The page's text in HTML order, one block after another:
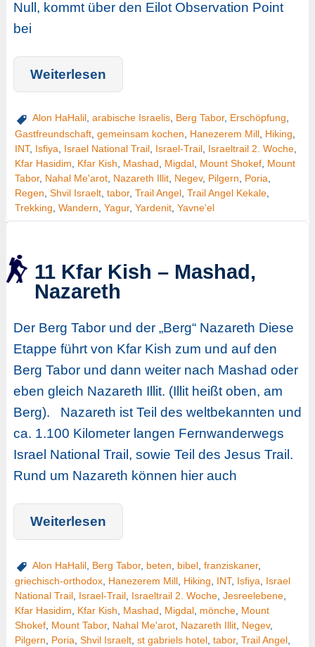
Null, kommt über den Eilot Observation Point
bei
Weiterlesen
Alon HaHalil, arabische Israelis, Berg Tabor, Erschöpfung,
Gastfreundschaft, gemeinsam kochen Hanezerem Mill, Hiking
INT, Isfiya Israel National Trail, Israel-Trail, Israeltrail 2. Woche,
Kfar Hasidim
Kfar Kish Mashad Migdal, Mount Shokef, Mount
Tabor, Nahal Me'arot, Nazareth Illit, Negev, Pilgern Poria
Regen Shvil Israelt, tabor, Trail Angel, Trail Angel Kekale,
Trekking Wandern Yagur, Yardenit, Yavne'el
11 Kfar Kish – Mashad,
Nazareth
Der Berg Tabor und der „Berg“ Nazareth Diese
Etappe führt von Kfar Kish zum und auf den
Berg Tabor und dann weiter nach Mashad oder
eben gleich Nazareth Illit. (Illit heißt oben, am
Berg). Nazareth ist Teil des weltbekannten und
ca. 1.100 Kilometer langen Fernwanderwegs
Israel National Trail, sowie Teil des Jesus Trail.
Rund um Nazareth können hier auch
Weiterlesen
Alon HaHalil, Berg Tabor, beten bibel, franziskaner,
griechisch-orthodox, Hanezerem Mill, Hiking, INT, Isfiya, Israel
National Trail, Israel-Trail, Israeltrail 2. Woche, Jesreelebene,
Kfar Hasidim, Kfar Kish, Mashad, Migdal, mönche, Mount
Shokef, Mount Tabor, Nahal Me'arot, Nazareth Illit, Negev,
Pilgern, Poria, Shvil Israelt, st gabriels hotel, tabor, Trail Angel,